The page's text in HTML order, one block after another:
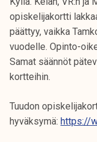
opiskelijakortti
päättyy, vaikka
vuodelle. Opinto-
Samat säännöt
kortteihin.
Tuudon
hyväksymä: https://